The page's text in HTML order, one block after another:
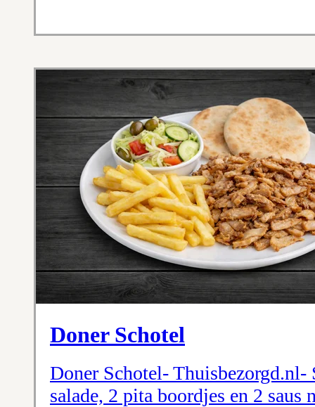
Doner Schotel
Doner Schotel- Thuisbezorgd.nl-
salade, 2 pita boordjes en 2 saus